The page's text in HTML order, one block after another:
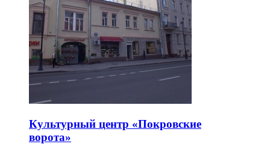
Культурный центр «Покровские
ворота»